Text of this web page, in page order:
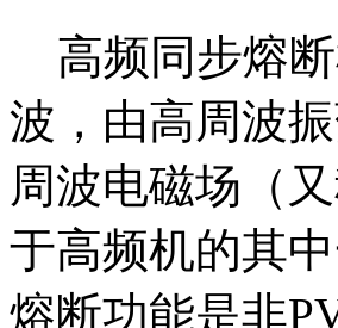
高频同步熔断
波，由高周波
周波电磁场（
于高频机的其
熔断功能是非